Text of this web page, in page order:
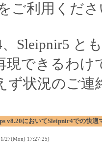
ご利用くだ
、Sleipnir5 と
現できるわけ
ず状況のご連
v8.20においてSleipnir4での快
27(Mon) 17:27:25)